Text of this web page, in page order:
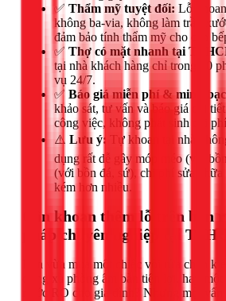
✅ Thẩm mỹ tuyệt đối: Lỗ
không ba-via, không làm trầy
đảm bảo tính thẩm mỹ cho căn
✅ Thợ có mặt nhanh tại
tại nhà khách hàng chỉ trong 30
vụ 24/7.
✅ Báo giá miễn phí & minh
khảo sát, tư vấn và báo giá chi
công việc, không phát sinh chi
⚠️ Lưu ý: Tự khoan tại nhà
dụng rất dễ gây móp méo (với
(với bồn đá, sứ), chi phí sửa chữa
kém hơn nhiều.
Cần khoan thêm lỗ trên bồn
pháp chuyên nghiệp tại
Bạn vừa mua một chiếc vòi rửa chén
đựng xà phòng âm bàn tiện lợi, hay
nước RO cho gia đình? Nhưng một